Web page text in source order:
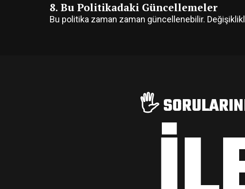
8. Bu Politikadaki Güncellemeler
Bu politika zaman zaman güncellenebilir.
🖐️